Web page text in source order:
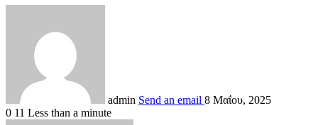
admin Send an email 8 Μαΐου, 2025
0 11 Less than a minute